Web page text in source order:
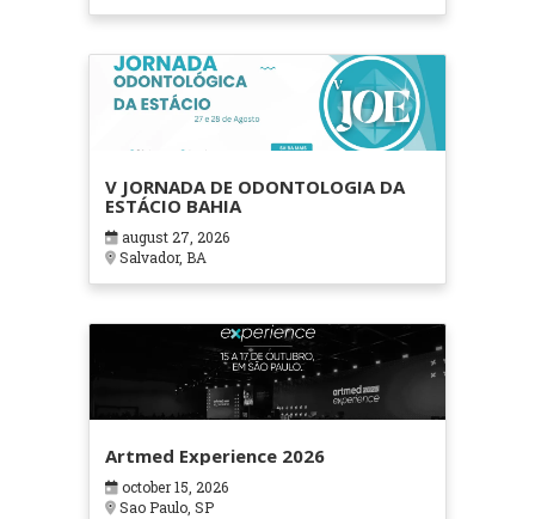
V JORNADA DE ODONTOLOGIA DA
ESTÁCIO BAHIA
august 27, 2026
Salvador, BA
Artmed Experience 2026
october 15, 2026
Sao Paulo, SP